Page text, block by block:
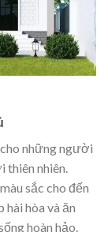
những người
thiên nhiên.
sắc cho đến
hòa và ăn
hoàn hảo.